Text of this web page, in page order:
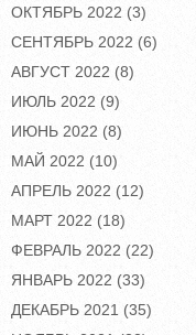
ОКТЯБРЬ 2022 (3)
СЕНТЯБРЬ 2022 (6)
АВГУСТ 2022 (8)
ИЮЛЬ 2022 (9)
ИЮНЬ 2022 (8)
МАЙ 2022 (10)
АПРЕЛЬ 2022 (12)
МАРТ 2022 (18)
ФЕВРАЛЬ 2022 (22)
ЯНВАРЬ 2022 (33)
ДЕКАБРЬ 2021 (35)